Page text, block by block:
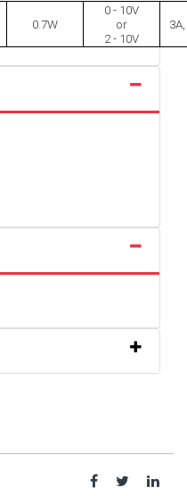
0.7W
0 - 10V
or
2 - 10V